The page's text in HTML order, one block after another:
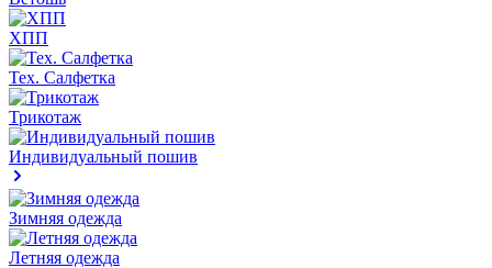
ХПП
Тех. Салфетка
Трикотаж
Индивидуальный пошив
Зимняя одежда
Летняя одежда